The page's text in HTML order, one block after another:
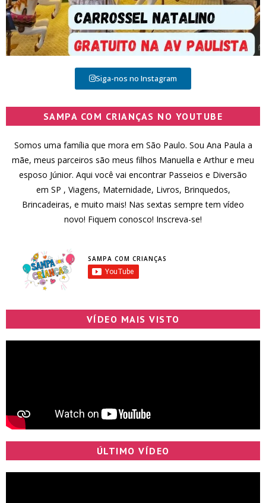
Siga-nos no Instagram
SAMPA COM CRIANÇAS NO YOUTUBE
Somos uma família que mora em São Paulo. Sou Ana Paula a
mãe, meus parceiros são meus filhos Manuella e Arthur e meu
esposo Júnior. Aqui você vai encontrar Passeios e Diversão
em SP , Viagens, Maternidade, Livros, Brinquedos,
Brincadeiras, e muito mais! Nas sextas sempre tem vídeo
novo! Fiquem conosco! Inscreva-se!
SAMPA COM CRIANÇAS
VÍDEO MAIS VISTO
ÚLTIMO VÍDEO